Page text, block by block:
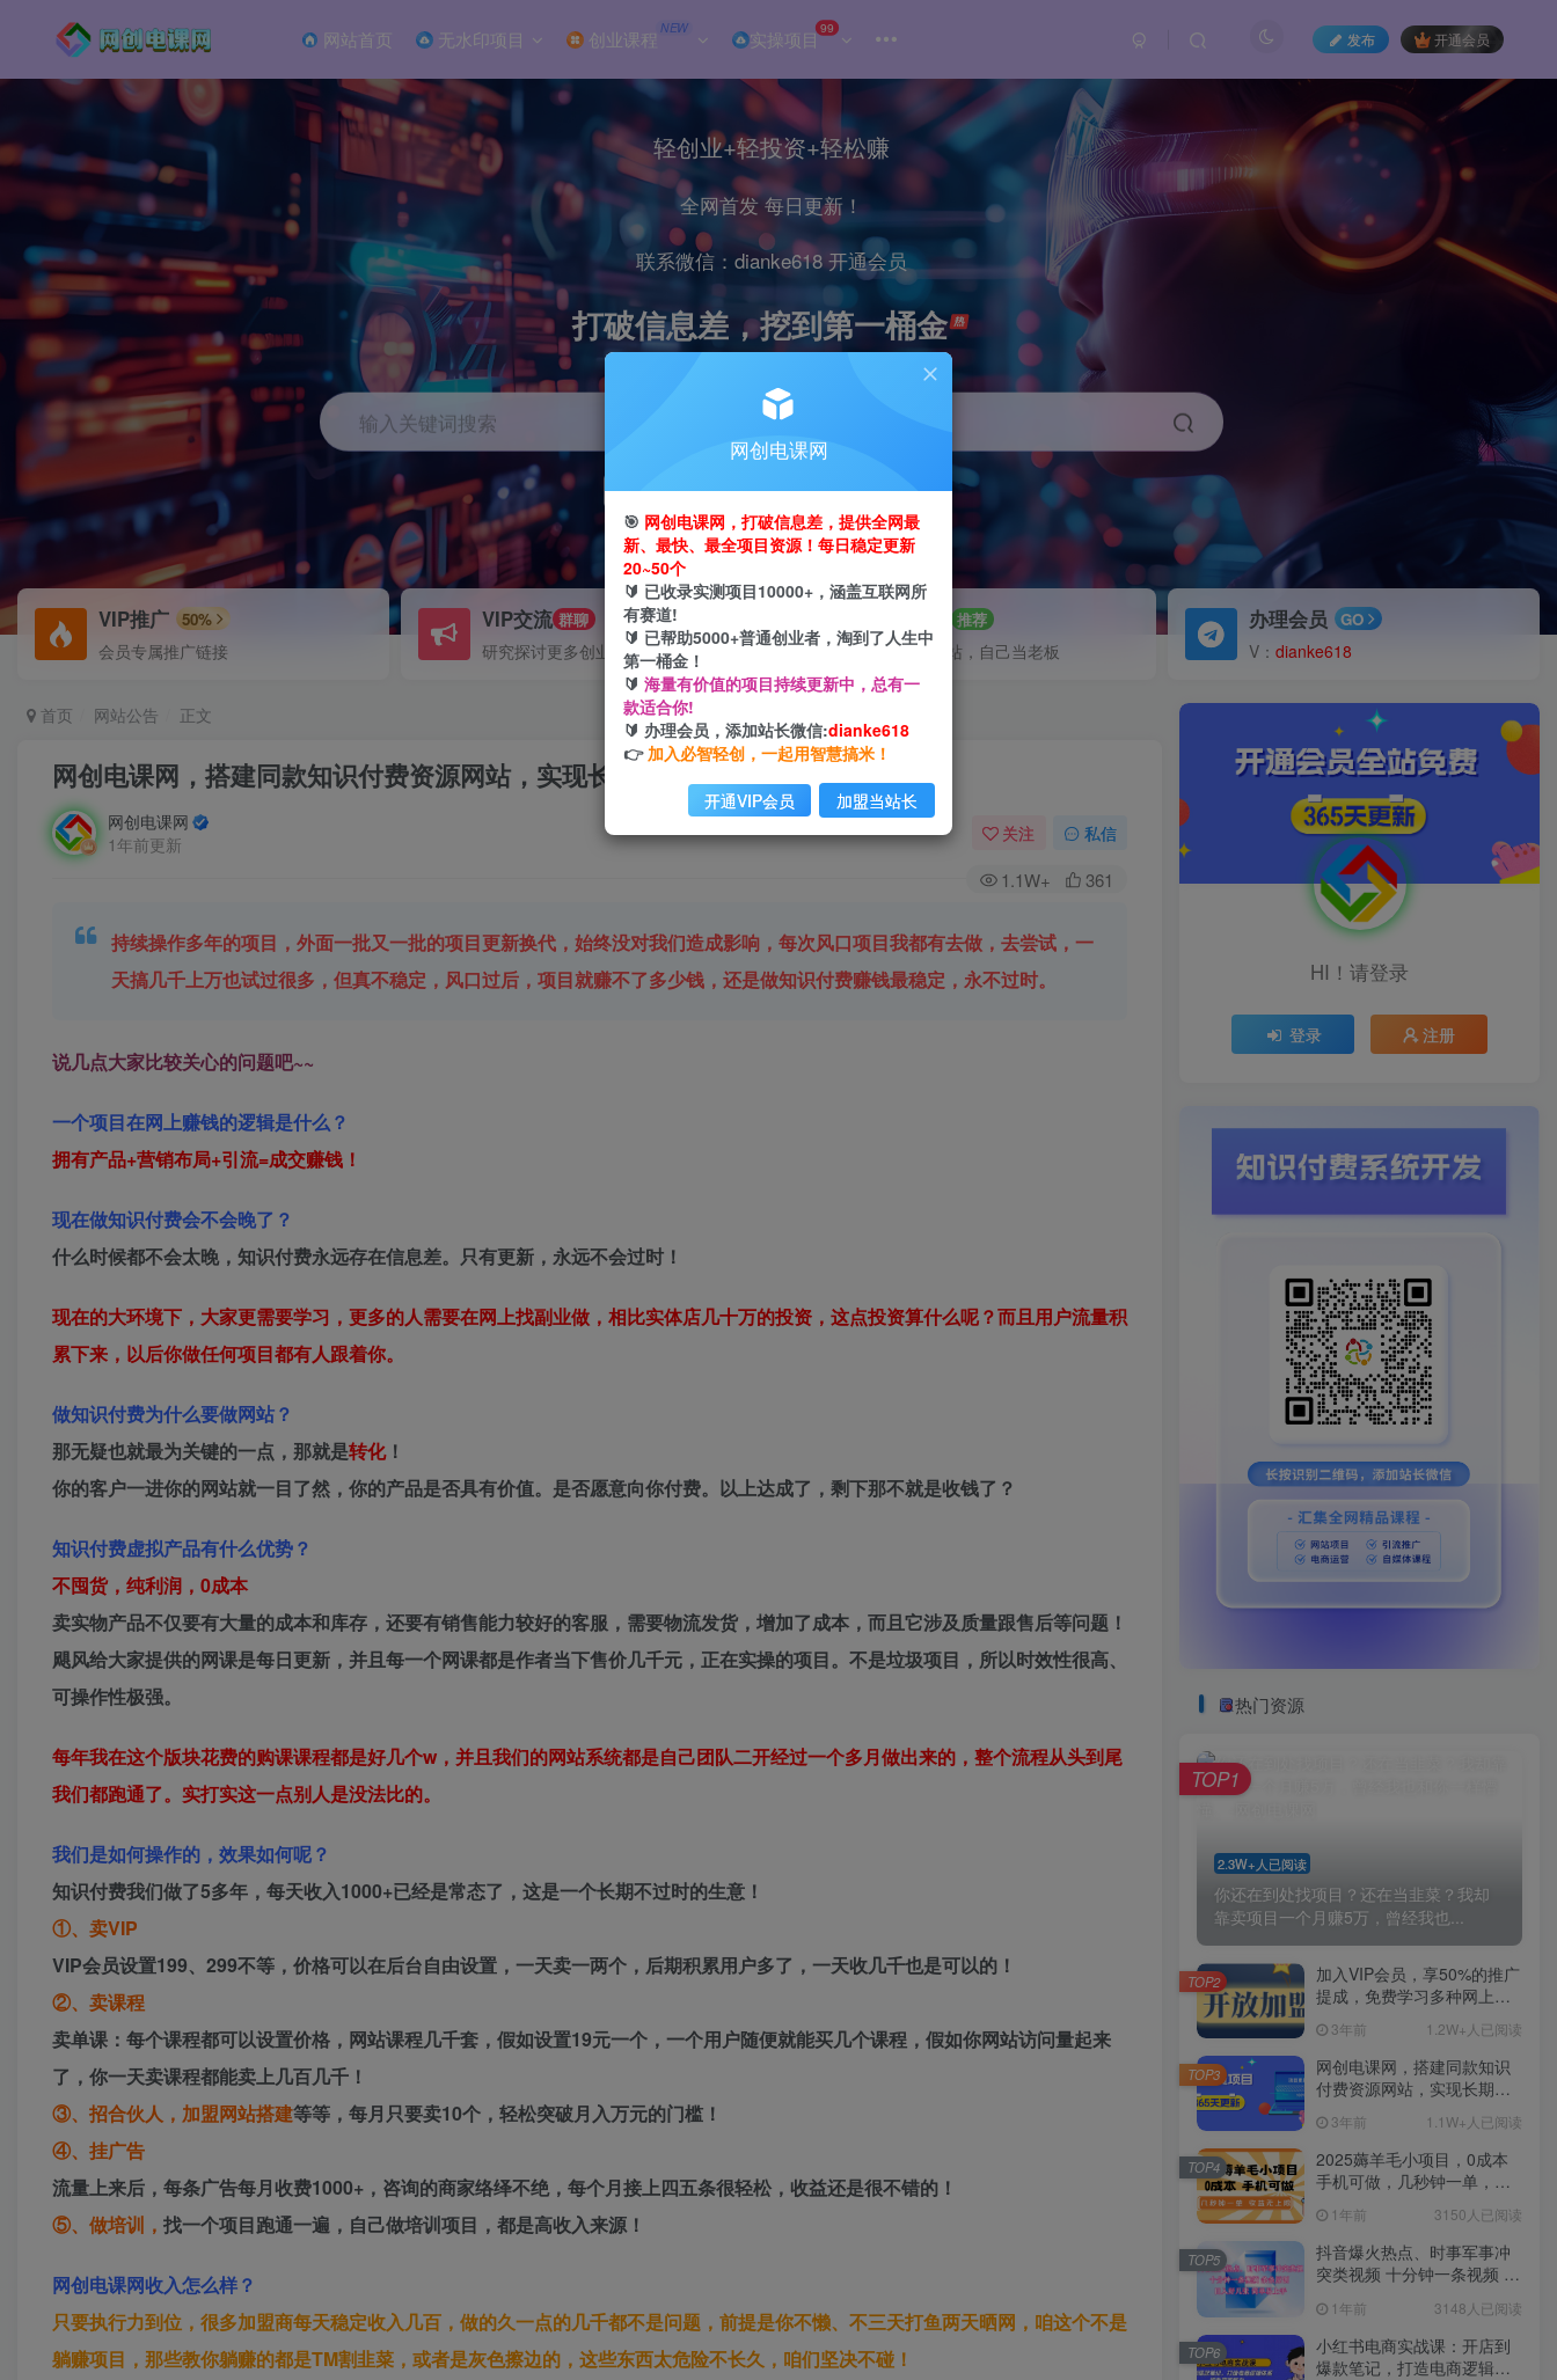
网站首页 无水印项目 创业课程 NEW 实操项目99
发布 开通会员
轻创业+轻投资+轻松赚
全网首发 每日更新！
联系微信：dianke618 开通会员
打破信息差，挖到第一桶金
输入关键词搜索
引流 抖音 小红书 直播 剪辑 电商
VIP推广 50%
会员专属推广链接
VIP交流 群聊
研究探讨更多创业项目路子。
推荐
搭建同款网站，自己当老板
办理会员 GO
V： dianke618
首页 网站公告 正文
网创电课网，搭建同款知识付费资源网站，实现长期稳定被动收入~
网创电课网
1年前更新
关注 私信
1.1W+ 361
持续操作多年的项目，外面一批又一批的项目更新换代，始终没对我们造成影响，每次风口项目我都有去做，去尝试，一
天搞几千上万也试过很多，但真不稳定，风口过后，项目就赚不了多少钱，还是做知识付费赚钱最稳定，永不过时。
说几点大家比较关心的问题吧~~
一个项目在网上赚钱的逻辑是什么？
拥有产品+营销布局+引流=成交赚钱！
现在做知识付费会不会晚了？
什么时候都不会太晚，知识付费永远存在信息差。只有更新，永远不会过时！
现在的大环境下，大家更需要学习，更多的人需要在网上找副业做，相比实体店几十万的投资，这点投资算什么呢？而且用户流量积
累下来，以后你做任何项目都有人跟着你。
做知识付费为什么要做网站？
那无疑也就最为关键的一点，那就是转化！
你的客户一进你的网站就一目了然，你的产品是否具有价值。是否愿意向你付费。以上达成了，剩下那不就是收钱了？
知识付费虚拟产品有什么优势？
不囤货，纯利润，0成本
卖实物产品不仅要有大量的成本和库存，还要有销售能力较好的客服，需要物流发货，增加了成本，而且它涉及质量跟售后等问题！
飓风给大家提供的网课是每日更新，并且每一个网课都是作者当下售价几千元，正在实操的项目。不是垃圾项目，所以时效性很高、
可操作性极强。
每年我在这个版块花费的购课课程都是好几个w，并且我们的网站系统都是自己团队二开经过一个多月做出来的，整个流程从头到尾
我们都跑通了。实打实这一点别人是没法比的。
我们是如何操作的，效果如何呢？
知识付费我们做了5多年，每天收入1000+已经是常态了，这是一个长期不过时的生意！
①、卖VIP
VIP会员设置199、299不等，价格可以在后台自由设置，一天卖一两个，后期积累用户多了，一天收几千也是可以的！
②、卖课程
卖单课：每个课程都可以设置价格，网站课程几千套，假如设置19元一个，一个用户随便就能买几个课程，假如你网站访问量起来
了，你一天卖课程都能卖上几百几千！
③、招合伙人，加盟网站搭建等等，每月只要卖10个，轻松突破月入万元的门槛！
④、挂广告
流量上来后，每条广告每月收费1000+，咨询的商家络绎不绝，每个月接上四五条很轻松，收益还是很不错的！
⑤、做培训， 找一个项目跑通一遍，自己做培训项目，都是高收入来源！
网创电课网收入怎么样？
只要执行力到位，很多加盟商每天稳定收入几百，做的久一点的几千都不是问题，前提是你不懒、不三天打鱼两天晒网，咱这个不是
躺赚项目，那些教你躺赚的都是TM割韭菜，或者是灰色擦边的，这些东西太危险不长久，咱们坚决不碰！
HI！请登录
登录 注册
热门资源
2.3W+人已阅读
你还在到处找项目？还在当韭菜？我却
靠卖项目一个月赚5万，曾经我也...
TOP1
加入VIP会员，享50%的推广
提成，免费学习多种网上创
3年前 1.2W+人已阅读
TOP2
网创电课网，搭建同款知识
付费资源网站，实现长期稳
3年前 1.1W+人已阅读
TOP3
2025薅羊毛小项目，0成本
手机可做，几秒钟一单，收
1年前 3150人已阅读
TOP4
抖音爆火热点、时事军事冲
突类视频 十分钟一条视频 条
手 1年前 3148人已阅读
TOP5
小红书电商实战课：开店到
爆款笔记，打造电商逻辑体
TOP6
网创电课网
🎯 网创电课网，打破信息差，提供全网最
新、最快、最全项目资源！每日稳定更新
20~50个
🔰 已收录实测项目10000+，涵盖互联网所
有赛道!
🔰 已帮助5000+普通创业者，淘到了人生中
第一桶金！
🔰 海量有价值的项目持续更新中，总有一
款适合你!
🔰 办理会员，添加站长微信:dianke618
👉 加入必智轻创，一起用智慧搞米！
开通VIP会员 加盟当站长